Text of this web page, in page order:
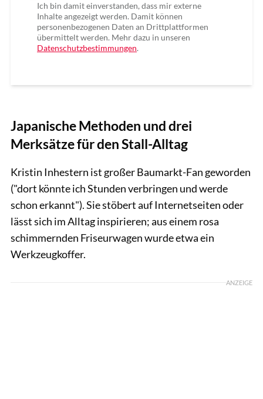
Ich bin damit einverstanden, dass mir externe
Inhalte angezeigt werden. Damit können
personenbezogenen Daten an Drittplattformen
übermittelt werden. Mehr dazu in unseren
Datenschutzbestimmungen.
Japanische Methoden und drei
Merksätze für den Stall-Alltag
Kristin Inhestern ist großer Baumarkt-Fan geworden
("dort könnte ich Stunden verbringen und werde
schon erkannt"). Sie stöbert auf Internetseiten oder
lässt sich im Alltag inspirieren; aus einem rosa
schimmernden Friseurwagen wurde etwa ein
Werkzeugkoffer.
ANZEIGE